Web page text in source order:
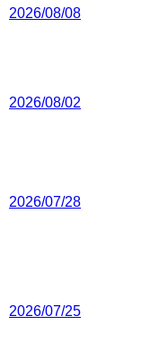
2026/08/08
2026/08/02
2026/07/28
2026/07/25